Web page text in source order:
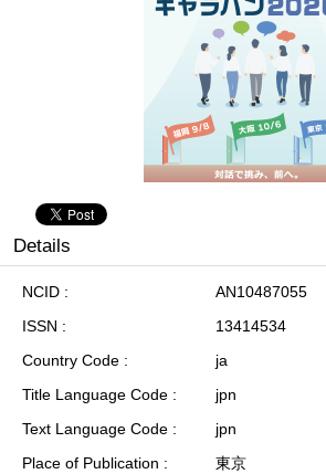
Details
NCID
AN10487055
ISSN
13414534
Country Code
ja
Title Language Code
jpn
Text Language Code
jpn
Place of Publication
東京